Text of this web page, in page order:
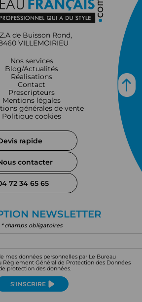
rapide
contacter
72 34 65 65
Nos services
Blog/Actualités
Réalisations
Contact
Prescripteurs
Mentions légales
générales de vente
Politique cookies
de Buisson Rond,
VILLEMOIRIEU
NEWSLETTER
* champs obligatoires
mes données personnelles par Le Bureau
Règlement Général de Protection des Données
protection des données.
S'INSCRIRE